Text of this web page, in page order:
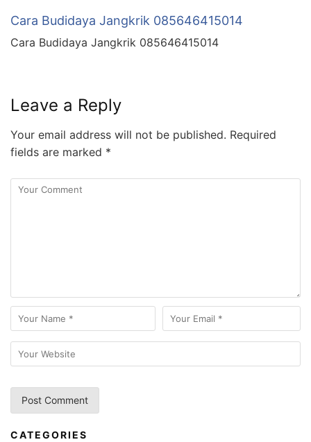
Cara Budidaya Jangkrik 085646415014
Cara Budidaya Jangkrik 085646415014
Leave a Reply
Your email address will not be published. Required
fields are marked *
CATEGORIES